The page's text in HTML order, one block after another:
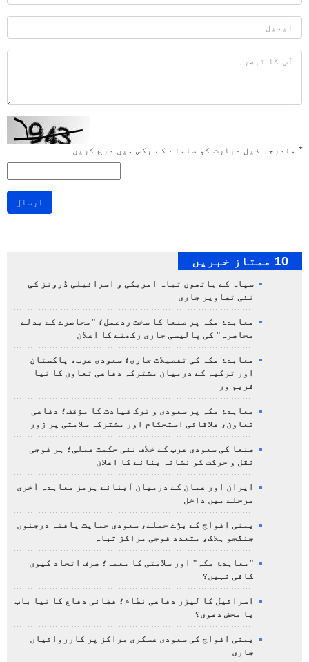
* مندرجہ ذیل عبارت کو سامنے کے بکس میں درج کریں
ارسال
10 ممتاز خبریں
سپاہ کے ہاتھوں تباہ امریکی و اسرائیلی ڈرونز کی
نئی تصاویر جاری
معاہدۂ مکہ پر صنعا کا سخت ردعمل؛ "محاصرے کے بدلے
محاصرہ" کی پالیسی جاری رکھنے کا اعلان
معاہدۂ مکہ کی تفصیلات جاری؛ سعودی عرب، پاکستان
اور ترکیہ کے درمیان مشترکہ دفاعی تعاون کا نیا
فریم ور
معاہدۂ مکہ پر سعودی و ترک قیادت کا مؤقف؛ دفاعی
تعاون، علاقائی استحکام اور مشترکہ سلامتی پر زور
صنعا کی سعودی عرب کے خلاف نئی حکمت عملی؛ ہر فوجی
نقل و حرکت کو نشانہ بنانے کا اعلان
ایران اور عمان کے درمیان آبنائے ہرمز معاہدہ آخری
مرحلے میں داخل
یمنی افواج کے بڑے حملے، سعودی حمایت یافتہ درجنوں
جنگجو ہلاک، متعدد فوجی مراکز تباہ
"معاہدۂ مکہ" اور سلامتی کا معمہ؛ صرف اتحاد کیوں
کافی نہیں؟
اسرائیل کا لیزر دفاعی نظام؛ فضائی دفاع کا نیا باب
یا محض دعوی؟
یمنی افواج کی سعودی عسکری مراکز پر کارروائیاں
جاری